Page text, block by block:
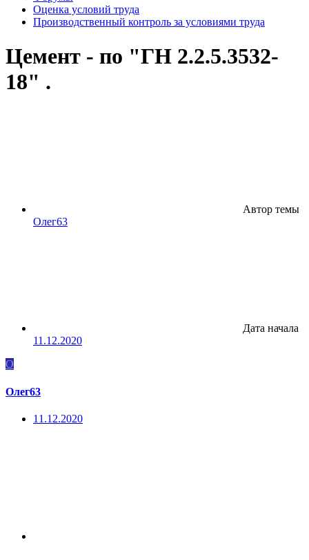
Оценка условий труда
Производственный контроль за условиями труда
Цемент - по "ГН 2.2.5.3532-
18" .
Автор темы
Олег63
Дата начала
11.12.2020
О
Олег63
11.12.2020